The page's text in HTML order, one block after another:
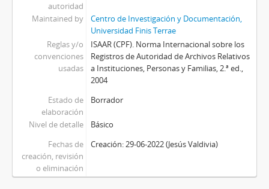
autoridad
Maintained by
Centro de Investigación y Documentación,
Universidad Finis Terrae
Reglas y/o
convenciones
usadas
ISAAR (CPF). Norma Internacional sobre los
Registros de Autoridad de Archivos Relativos
a Instituciones, Personas y Familias, 2.ª ed.,
2004
Estado de
elaboración
Borrador
Nivel de detalle
Básico
Fechas de
creación, revisión
o eliminación
Creación: 29-06-2022 (Jesús Valdivia)